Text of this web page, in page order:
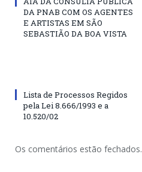
DA PNAB COM OS AGENTES
E ARTISTAS EM SÃO
SEBASTIÃO DA BOA VISTA
Lista de Processos Regidos
pela Lei 8.666/1993 e a
10.520/02
Os comentários estão fechados.